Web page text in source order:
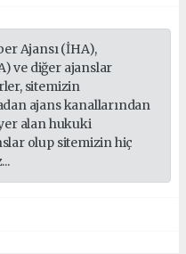
Ajansı (İHA),
ve diğer ajanslar
sitemizin
ajans kanallarından
alan hukuki
olup sitemizin hiç